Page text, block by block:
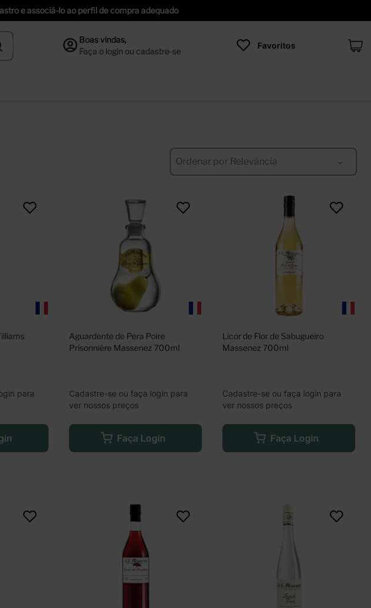
e associá-lo ao perfil de compra adequado
Favoritos
Ordenar por Relevância
para
Aguardente de Pera Poire
Prisonnière Massenez 700ml
Cadastre-se ou faça login para
ver nossos preços
Faça Login
Licor de Flor de Sabugueiro
Massenez 700ml
Cadastre-se ou faça login para
ver nossos preços
Faça Login